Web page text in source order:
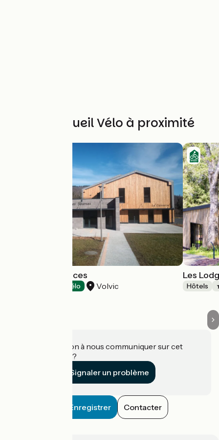
Autres Accueil Vélo à proximité
L’Orée des Sources
Accueil Vélo Volvic
Les
Hôtels
Une information à nous communiquer sur cet
établissement ?
Signaler un problème
Enregistrer Contacter